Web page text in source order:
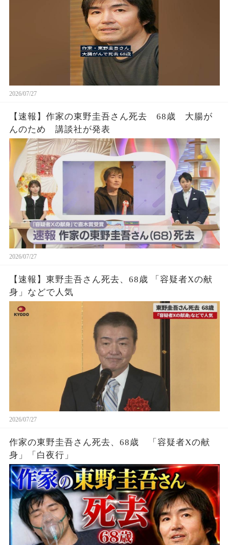
2026/07/27
【速報】作家の東野圭吾さん死去 68歳 大腸が
んのため 講談社が発表
2026/07/27
【速報】東野圭吾さん死去、68歳 「容疑者Xの献
身」などで人気
2026/07/27
作家の東野圭吾さん死去、68歳 「容疑者Xの献
身」「白夜行」